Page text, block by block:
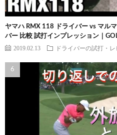
ヤマハ RMX 118 ドライバー vs マル
バー 比較 試打インプレッション｜
2019.02.13 ドライバーの試打・レ